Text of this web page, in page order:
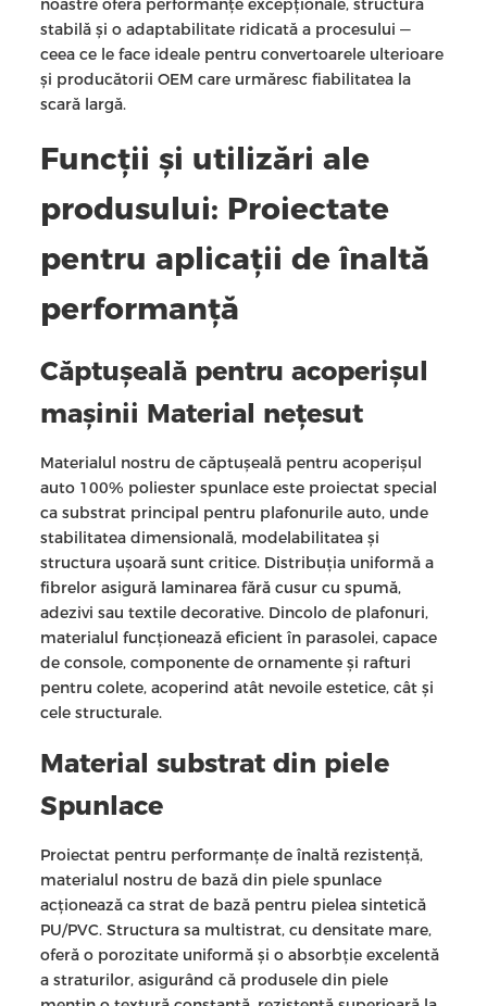
stabilă și o adaptabilitate ridicată a procesului —
ceea ce le face ideale pentru convertoarele ulterioare
și producătorii OEM care urmăresc fiabilitatea la
scară largă.
Funcții și utilizări ale
produsului: Proiectate
pentru aplicații de înaltă
performanță
Căptușeală pentru acoperișul
mașinii Material nețesut
Materialul nostru de căptușeală pentru acoperișul
auto 100% poliester spunlace este proiectat special
ca substrat principal pentru plafonurile auto, unde
stabilitatea dimensională, modelabilitatea și
structura ușoară sunt critice. Distribuția uniformă a
fibrelor asigură laminarea fără cusur cu spumă,
adezivi sau textile decorative. Dincolo de plafonuri,
materialul funcționează eficient în parasolei, capace
de console, componente de ornamente și rafturi
pentru colete, acoperind atât nevoile estetice, cât și
cele structurale.
Material substrat din piele
Spunlace
Proiectat pentru performanțe de înaltă rezistență,
materialul nostru de bază din piele spunlace
acționează ca strat de bază pentru pielea sintetică
PU/PVC. Structura sa multistrat, cu densitate mare,
oferă o porozitate uniformă și o absorbție excelentă
a straturilor, asigurând că produsele din piele